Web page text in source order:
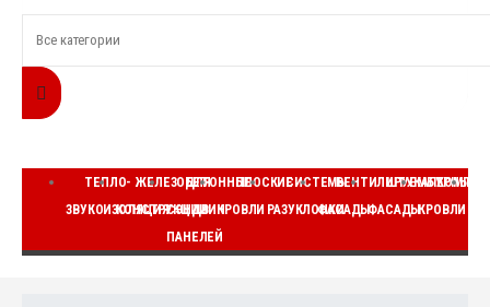
ТЕПЛО-
ЗВУКОИЗОЛЯЦИЯ
ЖЕЛЕЗОБЕТОННЫЕ
КОНСТРУКЦИИ
ДЛЯ
СЭНДВИЧ
ПАНЕЛЕЙ
ПЛОСКИЕ
КРОВЛИ
СИСТЕМЫ
РАЗУКЛОНКИ
ВЕНТИЛИРУЕМЫЕ
ФАСАДЫ
ШТУКАТУРНЫЕ
ФАСАДЫКРОВЛИ